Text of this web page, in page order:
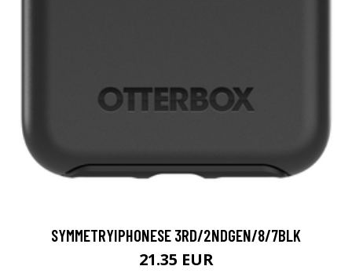
SYMMETRYIPHONESE 3RD/2NDGEN/8/7BLK
21.35 EUR